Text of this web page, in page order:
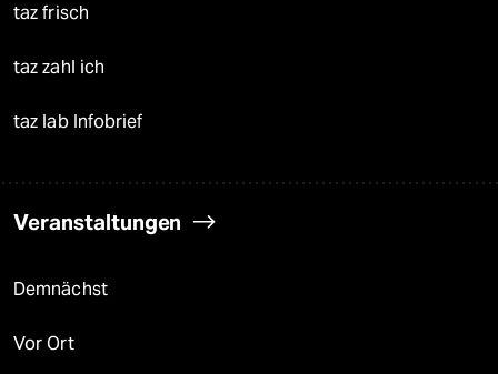
taz frisch
taz zahl ich
taz lab Infobrief
Veranstaltungen
Demnächst
Vor Ort